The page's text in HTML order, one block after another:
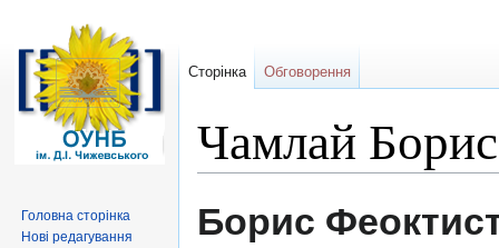
Чамлай
до
до
Борис
Сторінка Обговорення
Головна сторінка
Нові редагування